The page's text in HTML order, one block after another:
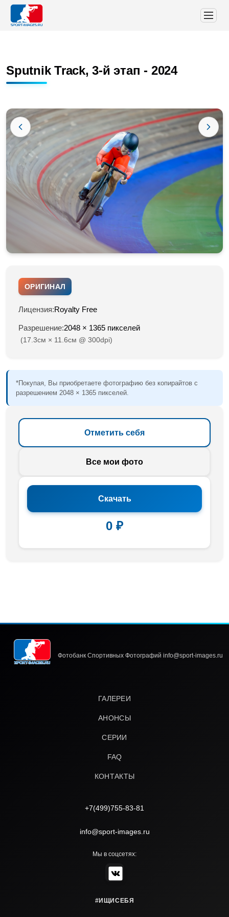
Sputnik Track, 3-й этап - 2024
ОРИГИНАЛ
Лицензия:Royalty Free
Разрешение:2048 × 1365 пикселей
(17.3см × 11.6см @ 300dpi)
*Покупая, Вы приобретаете фотографию без копирайтов с
разрешением 2048 × 1365 пикселей.
Отметить себя
Все мои фото
Скачать
0 ₽
Фотобанк Спортивных Фотографий info@sport-images.ru
ГАЛЕРЕИ
АНОНСЫ
СЕРИИ
FAQ
КОНТАКТЫ
+7(499)755-83-81
info@sport-images.ru
Мы в соцсетях:
#ИЩИСЕБЯ